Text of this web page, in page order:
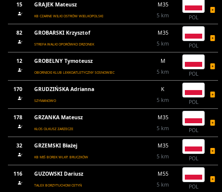
15 GRAJEK Mateusz
KB CZARNE WILKI OSTRÓW WIELKOPOLSKI
M35
5 km
POL
82 GROBARSKI Krzysztof
STREFA WALKI OPORÓWKO DRZONEK
M35
5 km
POL
12 GROBELNY Tymoteusz
OBORNICKI KLUB LEKKOATLETYCZNY SOSNOWIEC
M
5 km
POL
170 GRUDZIŃSKA Adrianna
SZYMANOWO
K
5 km
POL
178 GRZANKA Mateusz
KŁOS OLKUSZ ZARZECZE
M35
5 km
POL
32 GRZEMSKI Błażej
KB MIŚ BOREK WLKP. BRUCZKÓW
M35
5 km
POL
116 GUZOWSKI Dariusz
TALEX BORZYTUCHOM CETYŃ
M55
5 km
POL